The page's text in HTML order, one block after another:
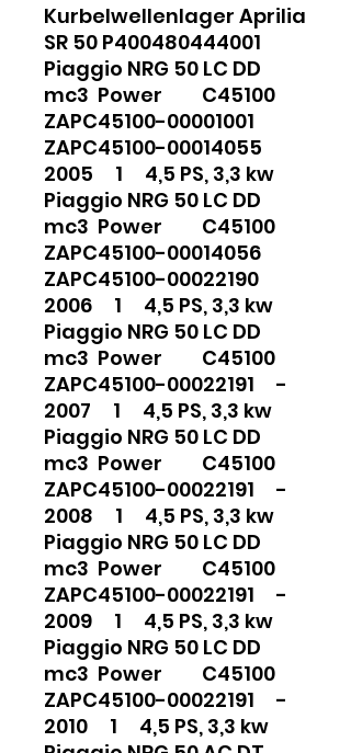
Kurbelwellenlager Aprilia
SR 50 P400480444001
Piaggio NRG 50 LC DD
mc3 Power C45100
ZAPC45100-00001001
ZAPC45100-00014055
2005 1 4,5 PS, 3,3 kw
Piaggio NRG 50 LC DD
mc3 Power C45100
ZAPC45100-00014056
ZAPC45100-00022190
2006 1 4,5 PS, 3,3 kw
Piaggio NRG 50 LC DD
mc3 Power C45100
ZAPC45100-00022191 -
2007 1 4,5 PS, 3,3 kw
Piaggio NRG 50 LC DD
mc3 Power C45100
ZAPC45100-00022191 -
2008 1 4,5 PS, 3,3 kw
Piaggio NRG 50 LC DD
mc3 Power C45100
ZAPC45100-00022191 -
2009 1 4,5 PS, 3,3 kw
Piaggio NRG 50 LC DD
mc3 Power C45100
ZAPC45100-00022191 -
2010 1 4,5 PS, 3,3 kw